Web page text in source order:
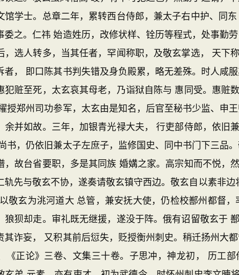
馆学士。总章二年，累转西台侍郎，兼太子右中护、同
委之。仁祎 始造姓历，改修状样、铨历等程式，处事勤
，选人转多，当其任者，罕闻称职，及敬玄掌选， 天下
者， 即口陈其书判失错及身负殿累，略无差殊。时人咸
犯赃至死，太玄哀其母老，乃诣狱自陈与 惠同受。惠赃
授郑州司功参军，太玄由是知名，后官至秘书少监、申
余并如故。三年，加银青光禄大夫， 行吏部侍郎，依旧
书，仍依旧兼太子左庶子，监修国史、同中书门下三品
，故台省要职，多是其同族 婚媾之家。高宗知而不悦，
轨先与敬玄不协，遂奏请敬玄镇守西边。敬玄自以素非边
敬玄为洮河道大 总管，兼安抚大使，仍检校鄯州都督
狼狈却走。审礼既无继援，遂没于阵。俄有诏留敬玄于
其诈妄， 又积其前后愆失，贬授衡州刺史。稍迁扬州大
《正论》三卷、文集三十卷。子思冲，神龙初， 历工